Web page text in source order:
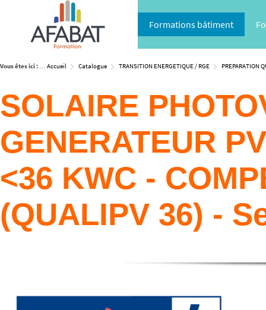
Formations bâtiment
Vous êtes ici : Accueil Catalogue TRANSITION ENERGETIQUE / RGE PREPARATION
SOLAIRE
GENERATEUR
<36 KWC -
(QUALIPV 36) -